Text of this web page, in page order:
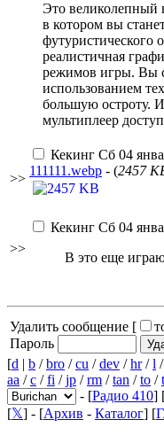
Это великолепный
в котором вы
футуристического
реалистичная
режимов игры. Вы
использованием
большую остроту.
мультиплеер
>>
Кекинг Сб 04
111111.webp - (2457
>>
Кекинг Сб 04
В это еще
Удалить сообщение [
Пароль
[d | b /bro /cu /dev /hr/l /
aa /c /fi /jp /rm /tan /to /
- [Радио 410]
[𝕏] - [Архив - Каталог] [